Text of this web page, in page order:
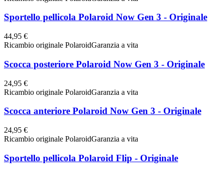
Sportello pellicola Polaroid Now Gen 3 - Originale
44,95 €
Ricambio originale PolaroidGaranzia a vita
Scocca posteriore Polaroid Now Gen 3 - Originale
24,95 €
Ricambio originale PolaroidGaranzia a vita
Scocca anteriore Polaroid Now Gen 3 - Originale
24,95 €
Ricambio originale PolaroidGaranzia a vita
Sportello pellicola Polaroid Flip - Originale